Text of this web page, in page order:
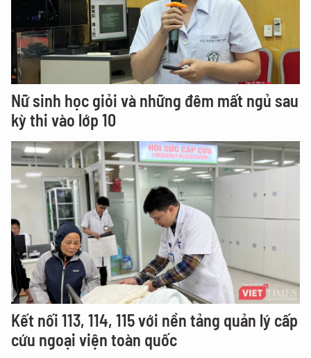
Nữ sinh học giỏi và những đêm mất ngủ sau
kỳ thi vào lớp 10
Kết nối 113, 114, 115 với nền tảng quản lý cấp
cứu ngoại viện toàn quốc